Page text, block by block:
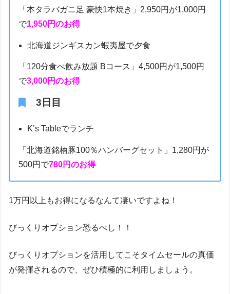
「本タラバガニ足 豪快1本焼き」2,950円が1,000円
で1,950円のお得
北海道ジンギスカン蝦夷屋で夕食
「120分食べ飲み放題 Bコース」4,500円が1,500円
で3,000円のお得
3日目
K’s Tableでランチ
「北海道銘柄豚100％ハンバーグセット」1,280円が
500円で780円のお得
1万円以上もお得になるなんて凄いですよね！
びっくりオプション恐るべし！！
びっくりオプションを活用してこそタイムセールの真価
が発揮されるので、ぜひ積極的に利用しましょう。